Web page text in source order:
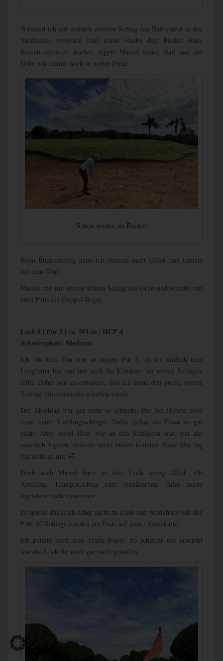
Während ich mit meinem zweiten Schlag den Ball erneut in den
Sandkasten versenkte (und schon wieder dem Bunker einen
Besuch abstatten durfte), toppte Marcel seinen Ball und das
Grün war immer noch in weiter Ferne.
Schon wieder im Bunker
Beim Bunkerschlag hatte ich diesmal mehr Glück und landete
auf dem Grün.
Marcel traf mit seinen dritten Schlag das Grün und schaffte mit
zwei Putts ein Doppel-Bogey.
Loch 8 | Par 5 | ca. 501 m | HCP 4
Schwierigkeit: Moderat
Ich bin kein Fan von so langen Par 5, da ich einfach kein
Longhitter bin und mir auch die Konstanz bei weiten Schlägen
fehlt. Daher war zu erwarten, dass ich keine drei guten, weiten
Schläge hintereinander schaffen würde.
Der Abschlag war gar nicht so schlecht. Der 5er Hybrid wird
mein neuer Lieblingsschläger. Dafür liefen die Eisen so gar
nicht. Aber soviel Rost, wie an den Schlägern war, war das
natürlich logisch, dass die nicht laufen konnten. Ganz klar lag
das nicht an mir 🤣.
Doch auch Marcel hatte an dem Loch wenig Glück. Ob
Abschlag, Transportschlag oder Annäherung. Alles passte
irgendwie nicht zusammen
Er spielte das Loch daher nicht zu Ende und verzichtete auf den
Putt. 10 Schläge standen am Ende auf seiner Scorekarte.
Ich puttete noch zum Triple-Bogey. So schlecht wie erwartet
war das Loch für mich gar nicht gelaufen.